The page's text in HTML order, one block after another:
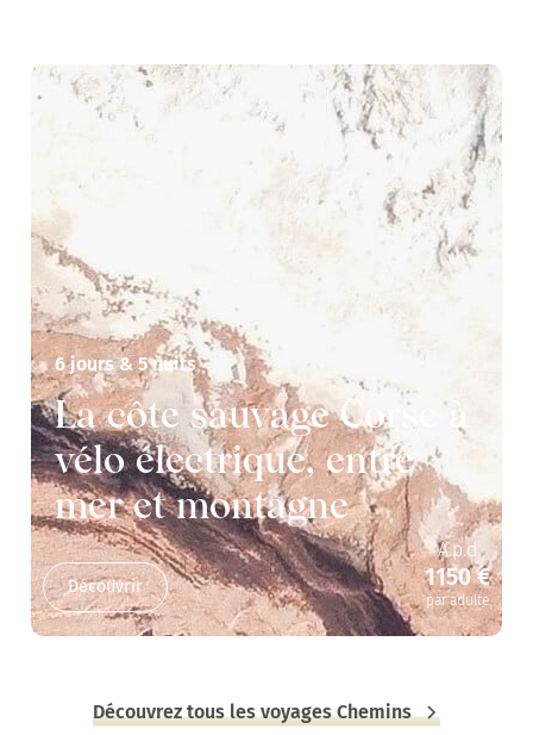
6 jours & 5 nuits
La côte sauvage Corse à
vélo électrique, entre
mer et montagne
Découvrir
A.p.d
1150 €
par adulte
Découvrez tous les voyages Chemins